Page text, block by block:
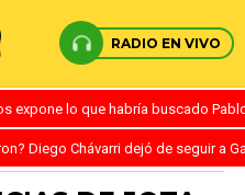
RADIO EN VIVO
expone lo que habría buscado
Diego Chávarri dejó de seguir a